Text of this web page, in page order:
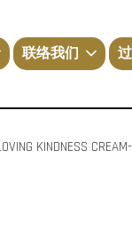
联络我们
KINDNESS CREAM-